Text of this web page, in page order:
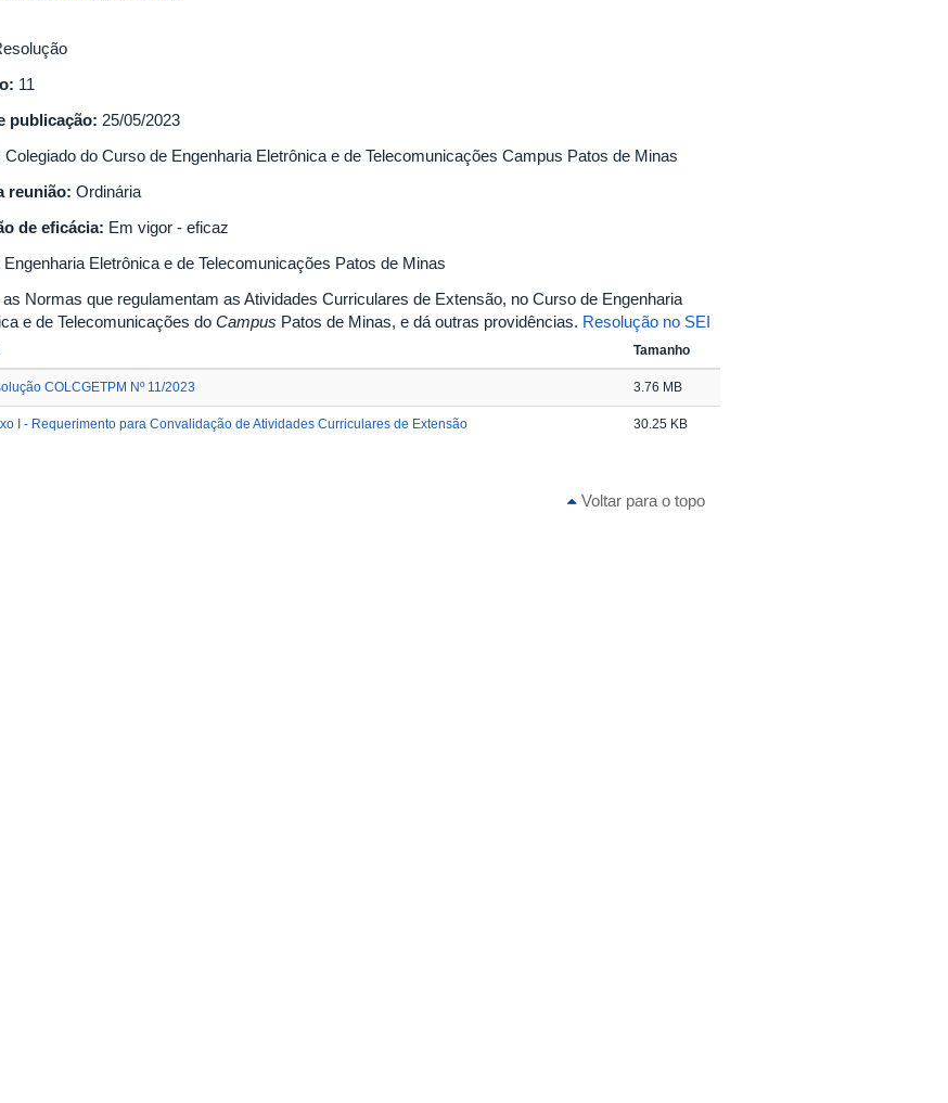
11
publicação: 25/05/2023
Colegiado do Curso de Engenharia Eletrônica e de Telecomunicações Campus Patos de Minas
reunião: Ordinária
de eficácia: Em vigor - eficaz
Engenharia Eletrônica e de Telecomunicações Patos de Minas
Normas que regulamentam as Atividades Curriculares de Extensão, no Curso de Engenharia
e de Telecomunicações do Campus Patos de Minas, e dá outras providências. Resolução no SEI
Tamanho
COLCGETPM Nº 11/2023 3.76 MB
I - Requerimento para Convalidação de Atividades Curriculares de Extensão 30.25 KB
Voltar para o topo